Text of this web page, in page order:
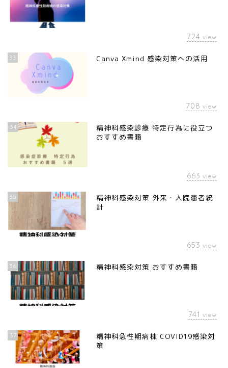
724 view
33 Canva Xmind 感染対策への活用
708 view
34
精神科感染診療 特定行為に役立つ
おすすめ書籍
663 view
35
精神科感染対策 外来・入院患者統
計
653 view
36 精神科感染対策 おすすめ書籍
741 view
37
精神科急性期病棟 COVID19感染対
策